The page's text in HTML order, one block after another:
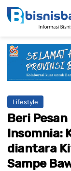
Lifestyle
Beri
Insomnia:
diantara
Sampe